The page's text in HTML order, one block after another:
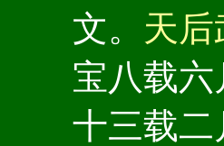
文。 天后
宝八载
十三载